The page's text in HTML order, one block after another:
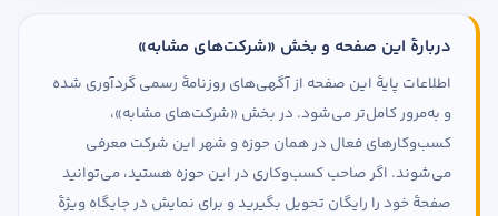
دربارهٔ این صفحه و بخش «شرکت‌های مشابه»
اطلاعات پایهٔ این صفحه از آگهی‌های روزنامهٔ رسمی گردآوری شده
و به‌مرور کامل‌تر می‌شود. در بخش «شرکت‌های مشابه»،
کسب‌وکارهای فعال در همان حوزه و شهر این شرکت معرفی
می‌شوند. اگر صاحب کسب‌وکاری در این حوزه هستید، می‌توانید
صفحهٔ خود را رایگان تحویل بگیرید و برای نمایش در جایگاه ویژهٔ